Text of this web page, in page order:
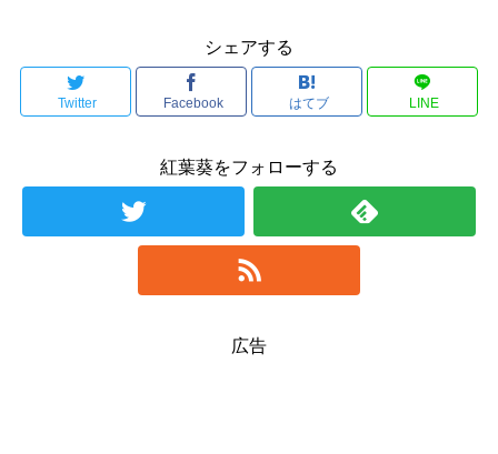
シェアする
Twitter Facebook はてブ LINE
紅葉葵をフォローする
広告